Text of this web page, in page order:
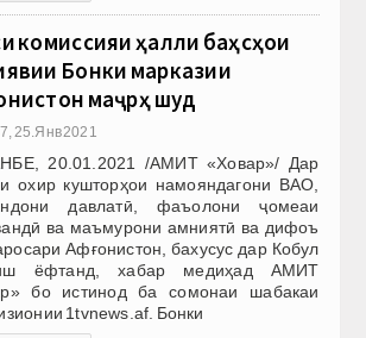
комиссияи ҳалли баҳсҳои
Бонки марказии
маҷрӯҳ шуд
25.Янв 2021
20.01.2021 /АМИТ «Ховар»/ Дар
охир кушторҳои намояндагони ВАО,
давлатӣ, фаъолони ҷомеаи
ва маъмурони амниятӣ ва дифоъ
Афғонистон, бахусус дар Кобул
ёфтанд, хабар медиҳад АМИТ
бо истинод ба сомонаи шабакаи
1tvnews.af. Бонки